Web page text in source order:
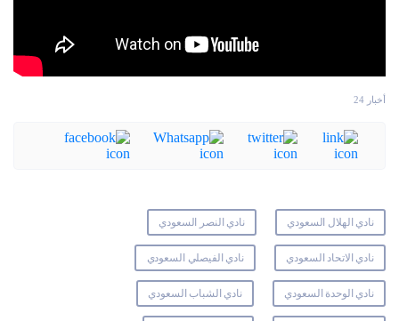
أخبار 24
نادي الهلال السعودي نادي النصر السعودي
نادي الاتحاد السعودي نادي الفيصلي السعودي
نادي الوحدة السعودي نادي الشباب السعودي